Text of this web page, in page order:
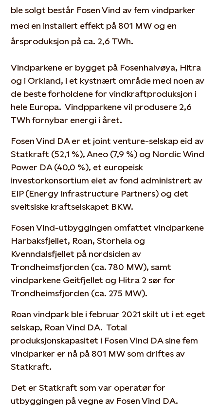
ble solgt består Fosen Vind av fem vindparker
med en installert effekt på 801 MW og en
årsproduksjon på ca. 2,6 TWh.
Vindparkene er bygget på Fosenhalvøya, Hitra
og i Orkland, i et kystnært område med noen av
de beste forholdene for vindkraftproduksjon i
hele Europa. Vindpparkene vil produsere 2,6
TWh fornybar energi i året.
Fosen Vind DA er et joint venture-selskap eid av
Statkraft (52,1 %), Aneo (7,9 %) og Nordic Wind
Power DA (40,0 %), et europeisk
investorkonsortium eiet av fond administrert av
EIP (Energy Infrastructure Partners) og det
sveitsiske kraftselskapet BKW.
Fosen Vind-utbyggingen omfattet vindparkene
Harbaksfjellet, Roan, Storheia og
Kvenndalsfjellet på nordsiden av
Trondheimsfjorden (ca. 780 MW), samt
vindparkene Geitfjellet og Hitra 2 sør for
Trondheimsfjorden (ca. 275 MW).
Roan vindpark ble i februar 2021 skilt ut i et eget
selskap, Roan Vind DA. Total
produksjonskapasitet i Fosen Vind DA sine fem
vindparker er nå på 801 MW som driftes av
Statkraft.
Det er Statkraft som var operatør for
utbyggingen på vegne av Fosen Vind DA.